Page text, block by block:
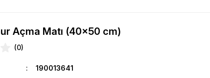
Açma Matı (40x50 cm)
(0)
190013641